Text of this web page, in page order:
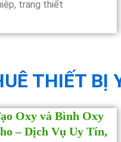
trang thiết
THIẾT BỊ
Oxy và Bình Oxy
– Dịch Vụ Uy Tín,